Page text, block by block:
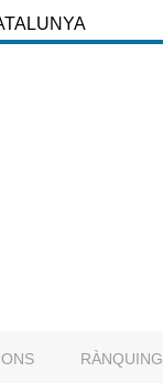
RÀNQUING